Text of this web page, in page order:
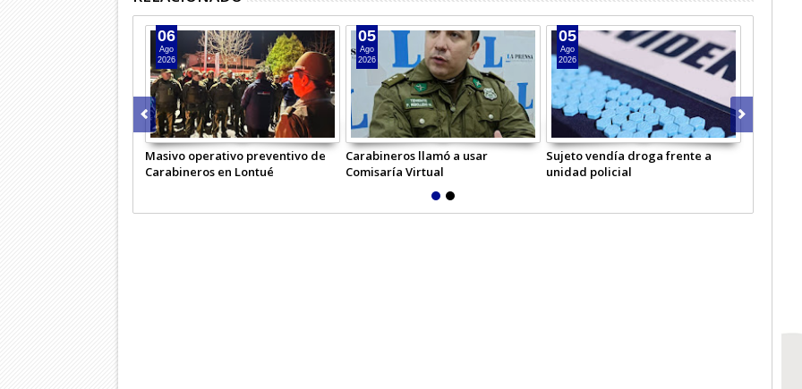
Masivo operativo preventivo de
Carabineros en Lontué
06
Ago
2026
Carabineros llamó a usar
Comisaría Virtual
05
Ago
2026
Sujeto vendía droga frente a
unidad policial
05
Ago
2026
Hombre